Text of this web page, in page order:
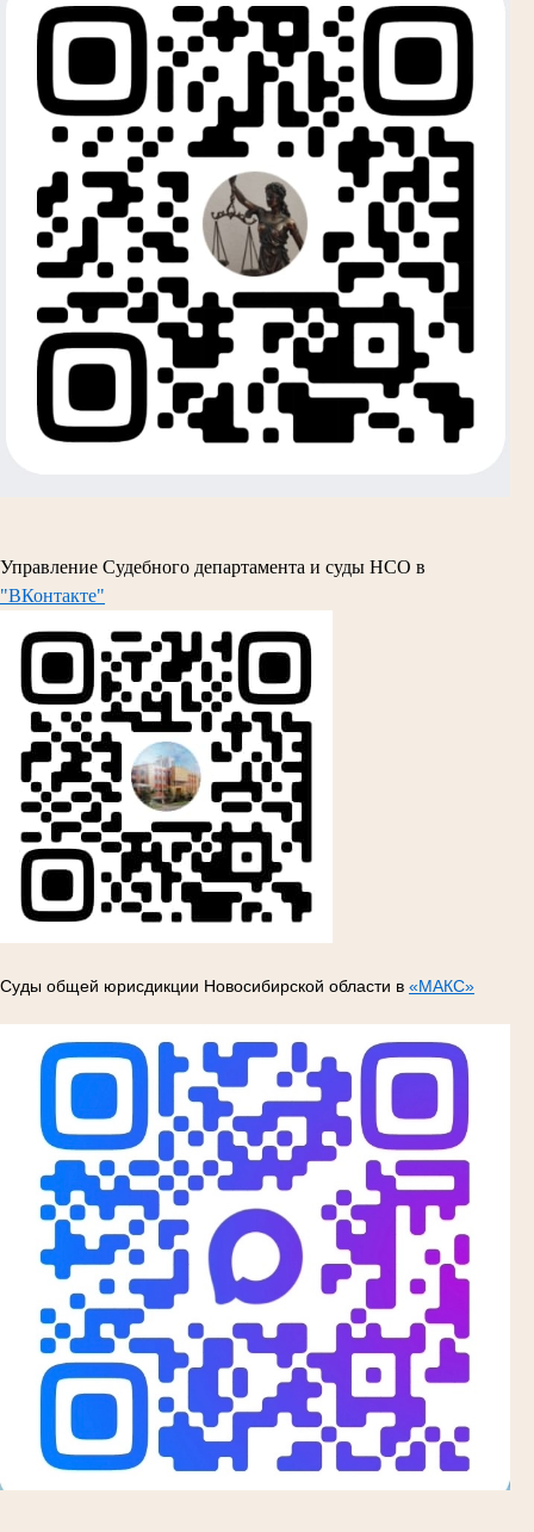
Управление Судебного департамента и суды НСО в
"ВКонтакте"
Суды общей юрисдикции Новосибирской области в «МАКС»